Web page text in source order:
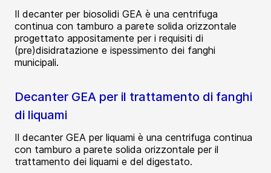
Il decanter per biosolidi GEA è una centrifuga
continua con tamburo a parete solida orizzontale
progettato appositamente per i requisiti di
(pre)disidratazione e ispessimento dei fanghi
municipali.
Decanter GEA per il trattamento di fanghi
di liquami
Il decanter GEA per liquami è una centrifuga continua
con tamburo a parete solida orizzontale per il
trattamento dei liquami e del digestato.